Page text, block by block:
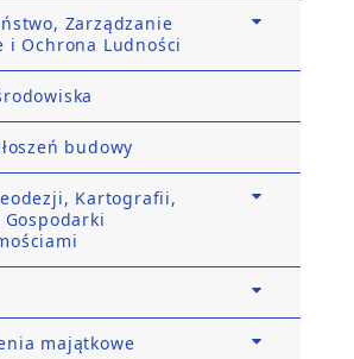
Zarządzanie
i Ochrona Ludności
budowy
Kartografii,
majątkowe